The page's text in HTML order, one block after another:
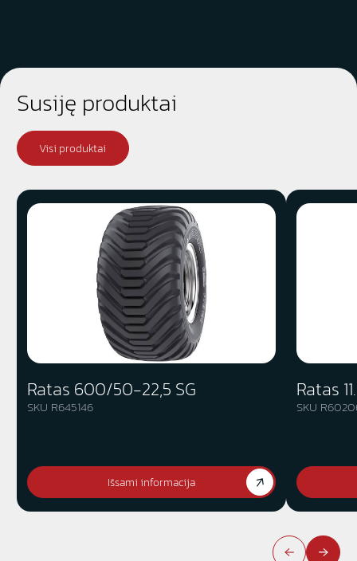
Susiję produktai
Visi produktai
Ratas 600/50-22,5 SG
SKU R645146
Išsami informacija
Ratas
SKU